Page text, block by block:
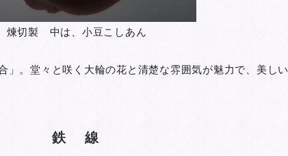
煉切製 中は、小豆こしあん
」。堂々と咲く大輪の花と清楚な雰囲気が魅力で、美しい
鉄 線